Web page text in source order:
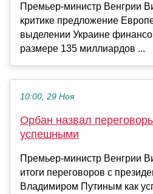
Премьер-министр Венгрии
критике предложение
выделении Украине
размере 135 миллиардов ...
10:00, 29 Ноя
Орбан назвал
успешными
Премьер-министр Венгрии
итоги переговоров с
Владимиром Путиным как